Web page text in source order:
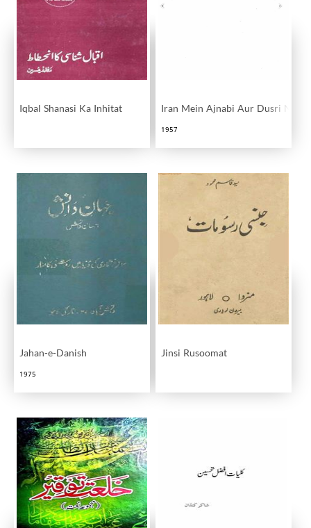
Iqbal Shanasi Ka Inhitat Iran Mein Ajnabi Aur Dusri
1957
Jahan-e-Danish
1975
Jinsi Rusoomat